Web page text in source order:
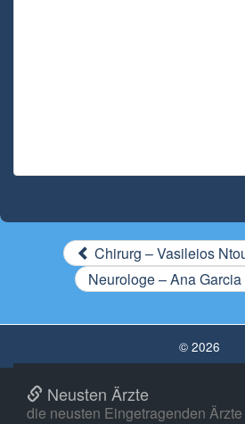
Chirurg – Vasileios
Neurologe – Ana
© 2026
Neusten Ärzte
die neusten Eingetragenden Ärzte